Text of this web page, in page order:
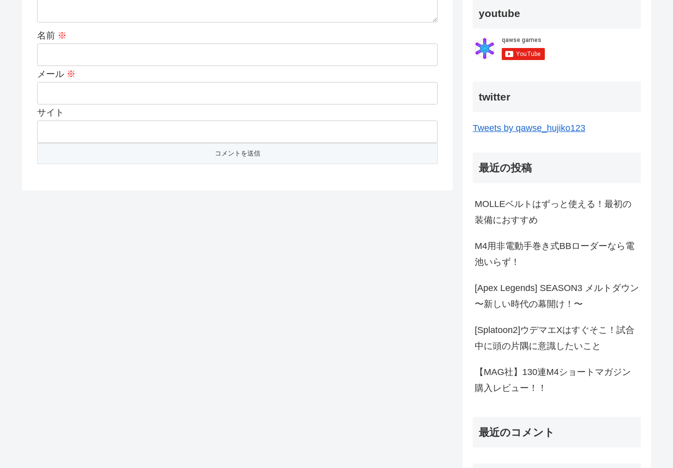
名前 ※
メール ※
サイト
youtube
twitter
Tweets by qawse_hujiko123
最近の投稿
MOLLEベルトはずっと使える！最初の
装備におすすめ
M4用非電動手巻き式BBローダーなら電
池いらず！
[Apex Legends] SEASON3 メルトダウン
〜新しい時代の幕開け！〜
[Splatoon2]ウデマエXはすぐそこ！試合
中に頭の片隅に意識したいこと
【MAG社】130連M4ショートマガジン
購入レビュー！！
最近のコメント